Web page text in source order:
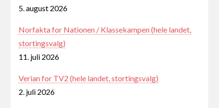
5. august 2026
Norfakta for Nationen / Klassekampen (hele landet,
stortingsvalg)
11. juli 2026
Verian for TV2 (hele landet, stortingsvalg)
2. juli 2026